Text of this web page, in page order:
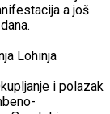
a još
Lohinja
i polazak